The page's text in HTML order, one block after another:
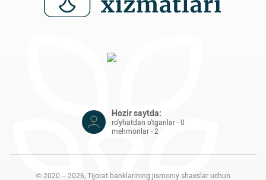
Hozir saytda:
ro'yhatdan o'tganlar - 0
mehmonlar - 2
© 2020 – 2026, Tijorat banklarining jismoniy shaxslar uchun